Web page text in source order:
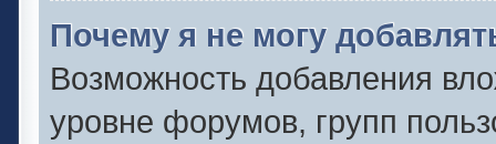
Почему я не могу
Возможность добавления
уровне форумов, групп